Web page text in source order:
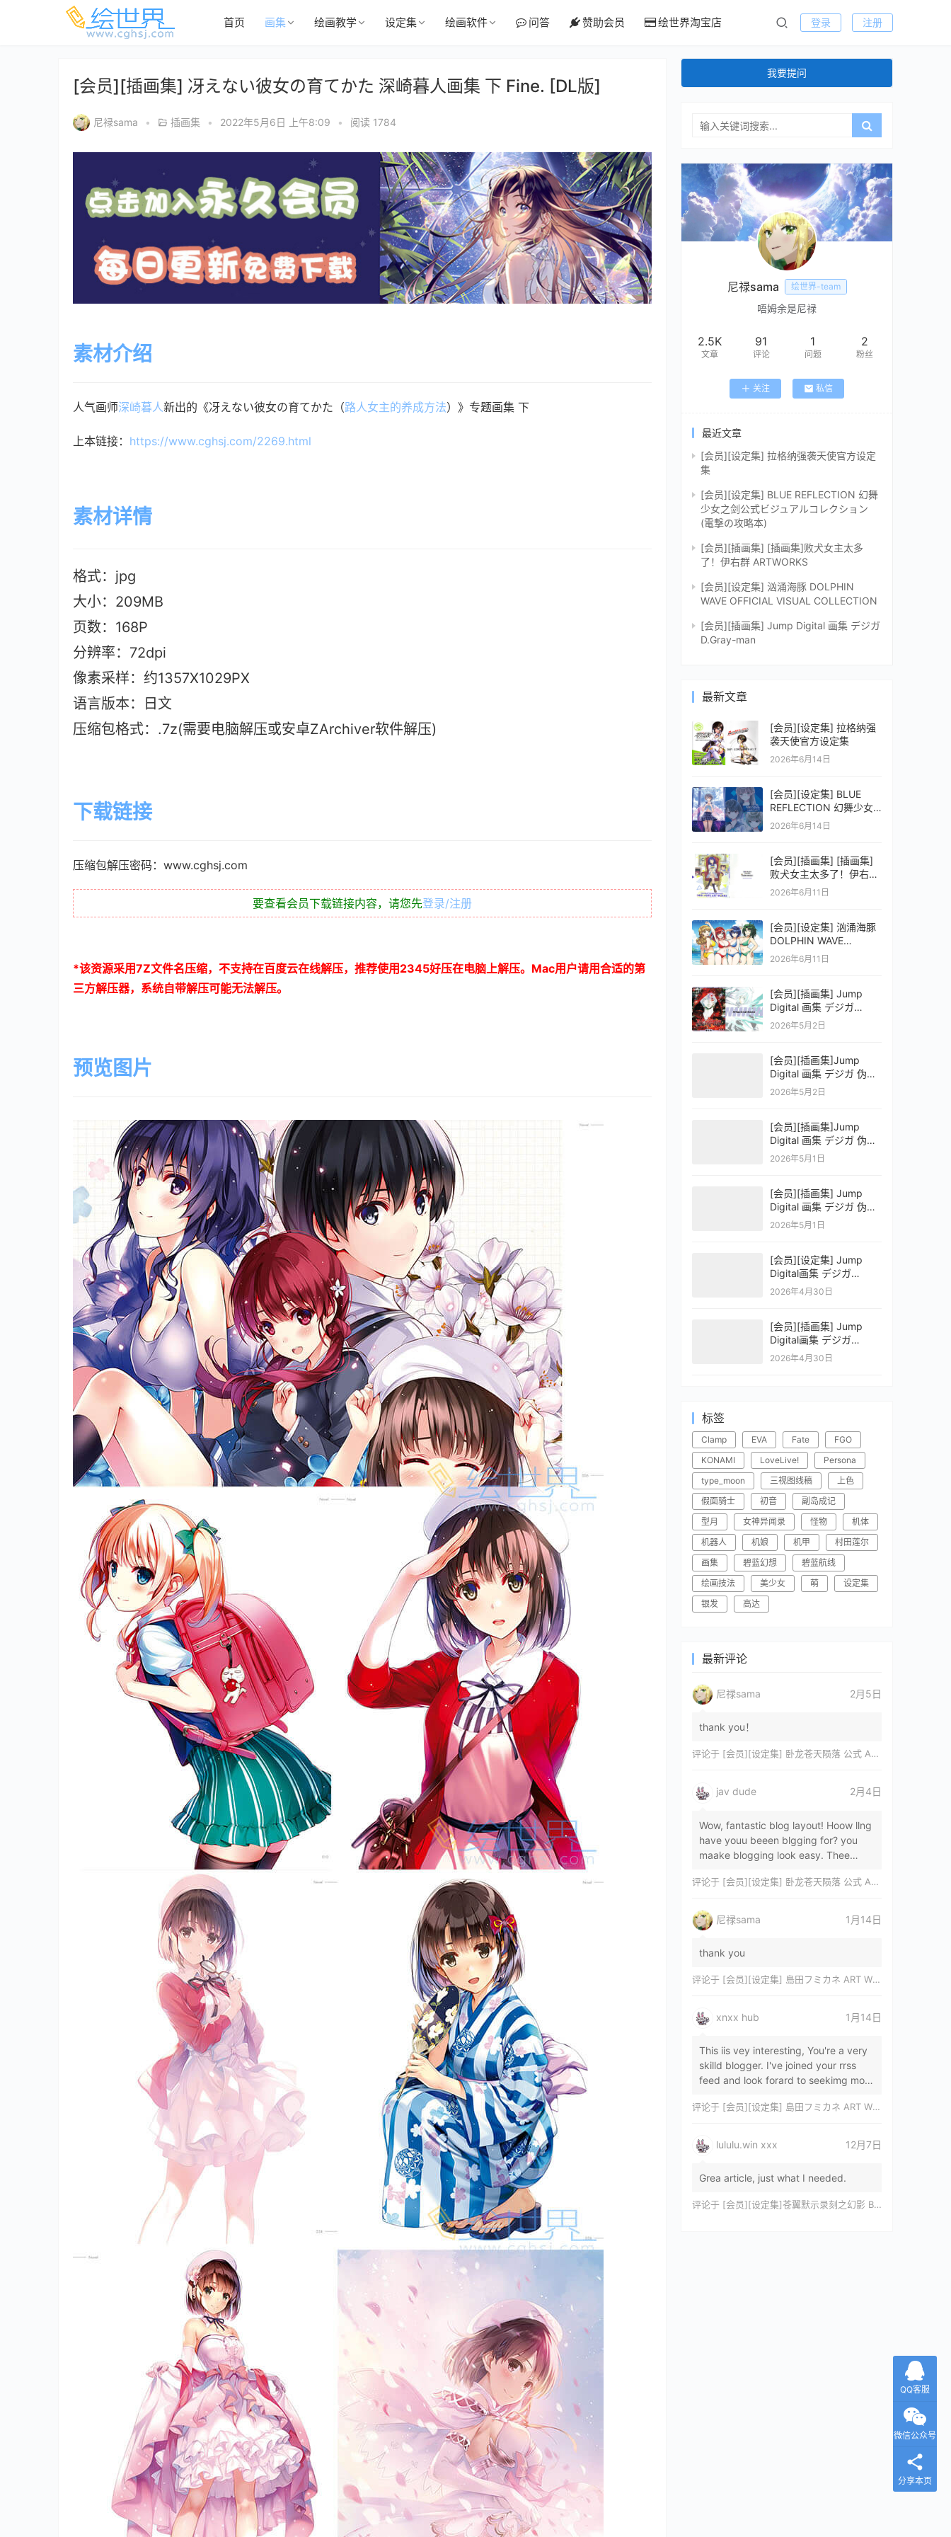
首页 画集 绘画教学 设定集 绘画软件 问答 赞助会员 绘世界淘宝店 登录 注册
[会员][插画集] 冴えない彼女の育てかた 深崎暮人画集 下 Fine. [DL版]
尼禄sama • 插画集 • 2022年5月6日 上午8:09 • 阅读 1784
素材介绍
人气画师深崎暮人新出的《冴えない彼女の育てかた（路人女主的养成方法）》专题画集 下
上本链接： https://www.cghsj.com/2269.html
素材详情
格式：jpg
大小：209MB
页数：168P
分辨率：72dpi
像素采样：约1357X1029PX
语言版本：日文
压缩包格式：.7z(需要电脑解压或安卓ZArchiver软件解压)
下载链接
压缩包解压密码：www.cghsj.com
要查看会员下载链接内容，请您先登录/注册
*该资源采用7Z文件名压缩，不支持在百度云在线解压，推荐使用 2345好压在电脑上解压。 Mac用户请用合适的第
三方解压器，系统自带解压可能无法解压。
预览图片
我要提问
尼禄sama 绘世界-team
唔姆余是尼禄
2.5K
文章
91
评论
1
问题
2
粉丝
关注 私信
最近文章
[会员][设定集] 拉格纳强袭天使官方设定
集
[会员][设定集] BLUE REFLECTION 幻舞
少女之剑公式ビジュアルコレクション
(電撃の攻略本)
[会员][插画集] [插画集]败犬女主太多
了！伊右群 ARTWORKS
[会员][设定集] 汹涌海豚 DOLPHIN
WAVE OFFICIAL VISUAL COLLECTION
[会员][插画集] Jump Digital 画集 デジガ
D.Gray-man
最新文章
[会员][设定集] 拉格纳强
袭天使官方设定集
2026年6月14日
[会员][设定集] BLUE
REFLECTION 幻舞少女
之剑公式ビジュアルコレ
2026年6月14日
[会员][插画集] [插画集]
败犬女主太多了！伊右群
ARTWORKS
2026年6月11日
[会员][设定集] 汹涌海豚
DOLPHIN WAVE
OFFICIAL VISUAL
2026年6月11日
[会员][插画集] Jump
Digital 画集 デジガ
D.Gray-man
2026年5月2日
[会员][插画集]Jump
Digital 画集 デジガ 伪恋
ニセコイ 3
2026年5月2日
[会员][插画集]Jump
Digital 画集 デジガ 伪恋
ニセコイ 2
2026年5月1日
[会员][插画集] Jump
Digital 画集 デジガ 伪恋
ニセコイ 1
2026年5月1日
[会员][设定集] Jump
Digital画集 デジガ
CLAYMORE 2
2026年4月30日
[会员][插画集] Jump
Digital画集 デジガ
CLAYMORE 1
2026年4月30日
标签
Clamp EVA Fate
FGO
KONAMI
LoveLive!
Persona
type_moon
三视图线稿
上色
假面骑士
初音
副岛成记
型月
女神异闻录 怪物
机体
机器人
机娘 机甲
村田莲尔
画集
碧蓝幻想
碧蓝航线
绘画技法
美少女 萌
设定集
银发
高达
最新评论
尼禄sama 2月5日
thank you！
评论于 [会员][设定集] 卧龙苍天陨落 公式 ARTWORKS[DL]
jav dude 2月4日
Wow, fantastic blog layout! Hoow llng
have youu beeen blgging for? you
maake blogging look easy. Thee
magnificent, let…
评论于 [会员][设定集] 卧龙苍天陨落 公式 ARTWORKS[DL]
尼禄sama 1月14日
thank you
评论于 [会员][设定集] 島田フミカネ ART WORKS EXTRA Luminous Witches[DL]
xnxx hub 1月14日
This iis vey interesting, You're a very
skilld blogger. I've joined your rrss
feed and look forard to seekimg mor
评论于 [会员][设定集] 島田フミカネ ART WORKS EXTRA Luminous Witches[DL]
lululu.win xxx 12月7日
Grea article, just what I needed.
评论于 [会员][设定集]苍翼默示录刻之幻影 BLAZBLUE CHRONOPHANTASMA 公式設定資料集II
QQ客服
微信公众号
分享本页